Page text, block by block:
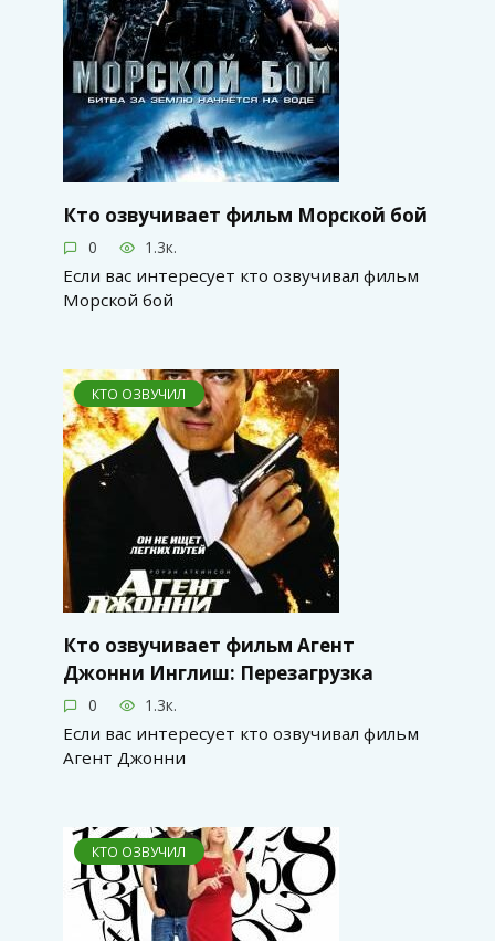
Кто озвучивает фильм Морской бой
0 1.3к.
Если вас интересует кто озвучивал фильм
Морской бой
КТО ОЗВУЧИЛ
Кто озвучивает фильм Агент
Джонни Инглиш: Перезагрузка
0 1.3к.
Если вас интересует кто озвучивал фильм
Агент Джонни
КТО ОЗВУЧИЛ